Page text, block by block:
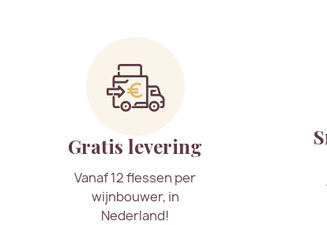
Gratis levering
Vanaf 12 flessen per
wijnbouwer, in
Nederland!